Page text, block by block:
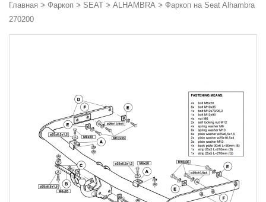
Главная > Фаркоп > SEAT > ALHAMBRA > Фаркоп на Seat Alhambra
270200